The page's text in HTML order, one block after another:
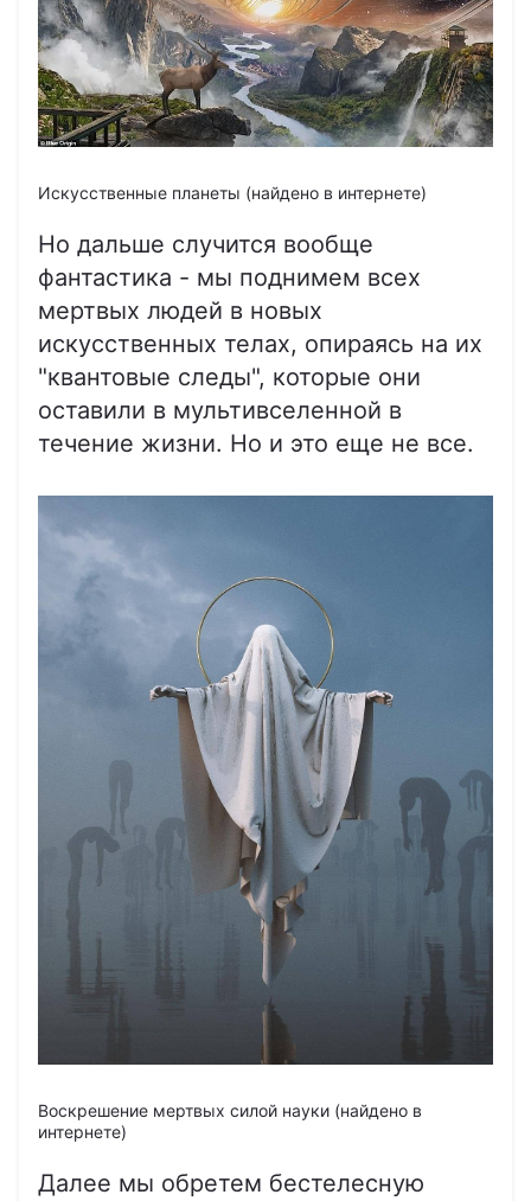
Искусственные планеты (найдено в интернете)
Но дальше случится вообще
фантастика - мы поднимем всех
мертвых людей в новых
искусственных телах, опираясь на их
"квантовые следы", которые они
оставили в мультивселенной в
течение жизни. Но и это еще не все.
Воскрешение мертвых силой науки (найдено в
интернете)
Далее мы обретем бестелесную